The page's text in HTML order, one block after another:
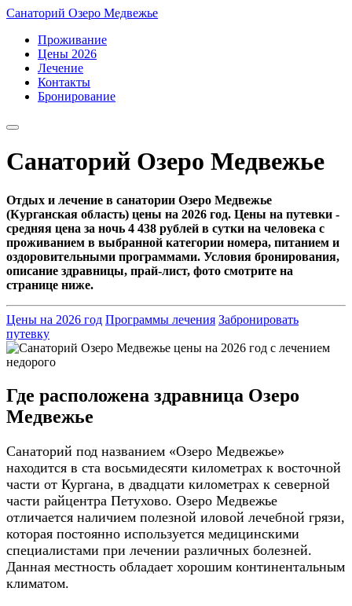
Санаторий Озеро Медвежье
Проживание
Цены 2026
Лечение
Контакты
Бронирование
Санаторий Озеро Медвежье
Отдых и лечение в санатории Озеро Медвежье
(Курганская область) цены на 2026 год. Цены на путевки -
средняя цена за ночь 4 438 рублей в сутки на человека с
проживанием в выбранной категории номера, питанием и
оздоровительными программами. Условия бронирования,
описание здравницы, прай-лист, фото смотрите на
странице ниже.
Цены на 2026 год Программы лечения Забронировать
путевку
Где расположена здравница Озеро
Медвежье
Санаторий под названием «Озеро Медвежье»
находится в ста восьмидесяти километрах к восточной
части от Кургана, в двадцати километрах к северной
части райцентра Петухово. Озеро Медвежье
отличается наличием полезной иловой лечебной грязи,
которая постоянно используется медицинскими
специалистами при лечении различных болезней.
Данная местность обладает хорошим континентальным
климатом.